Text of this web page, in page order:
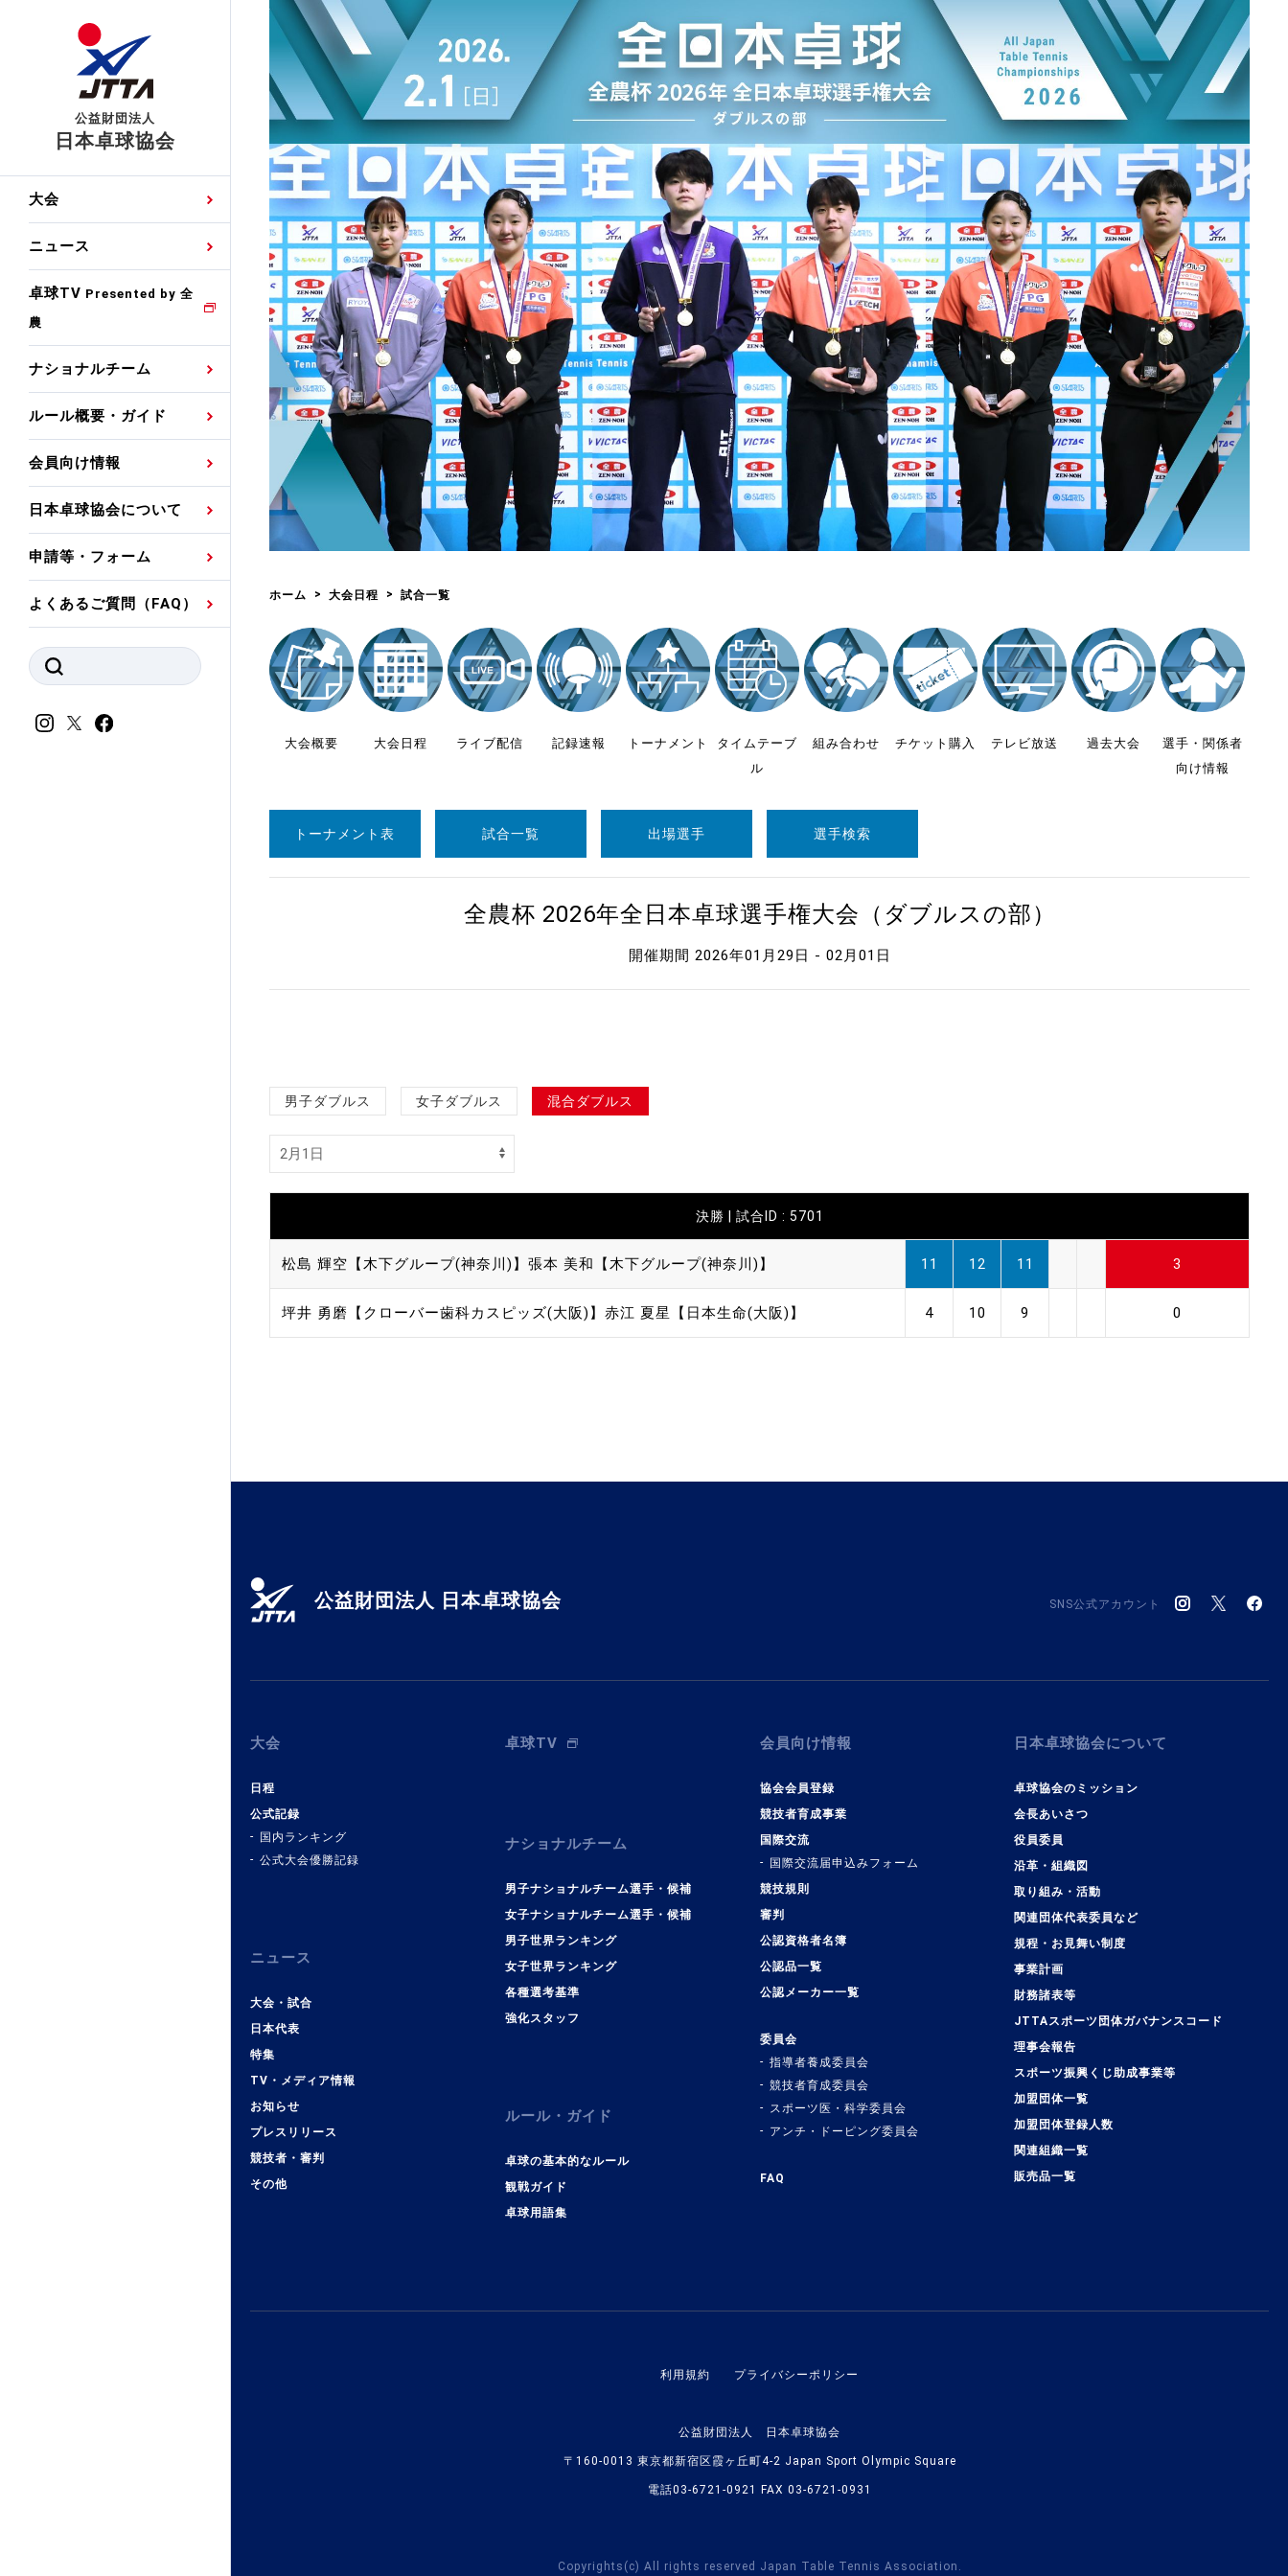
公益財団法人
日本卓球協会
大会 日程
公式記録
国内ランキング
公式大会優勝記録
ニュース
大会・試合
日本代表
特集
TV・メディア情報
お知らせ
プレスリリース
競技者(パスウェイ)・審判
その他
卓球TV Presented by 全
農
ナショナルチーム
男子ナショナルチーム選
手・候補
女子ナショナルチーム選
手・候補
男子世界ランキング
女子世界ランキング
各種選考基準
強化スタッフ
ルール概要・ガイド
卓球の基本的なルール
競技規則
観戦ガイド
卓球用語集
スポーツ栄養カルタ
会員向け情報
協会会員登録
ゼッケンについて
競技者育成事業
審判
指導者
公認資格者名簿
公認品一覧
公認メーカー一覧
競技者育成委員会
スポーツ医・科学委員会
日本卓球協会について
卓球協会のミッション
会長あいさつ
役員委員
沿革・組織図
取り組み・活動
関連団体代表委員など
規程・お見舞い制度
ハンドブックデータ
JTTAスポーツ団体ガバナ
ンスコード
理事会報告
加盟団体一覧
販売品一覧
申請等・フォーム
国際交流届申込みフォーム
国際大会自主参加申請
競技ウエア広告申請
競技ウエアチーム名申請
日本卓球ルールのお問い合
わせ
審判員ネームプレート制作
申込
よくあるご質問（FAQ） ホーム 大会日程 試合一覧
大会概要 大会日程 ライブ配信 記録速報 トーナメント
タイムテーブ
ル
組み合わせ チケット購入 テレビ放送 過去大会
選手・関係者
向け情報
トーナメント表 試合一覧 出場選手 選手検索
全農杯 2026年全日本卓球選手権大会（ダブルスの部）
開催期間 2026年01月29日 - 02月01日
男子ダブルス 女子ダブルス 混合ダブルス
決勝 | 試合ID : 5701
松島 輝空【木下グループ(神奈川)】 張本 美和【木下グループ(神奈川)】 11 12 11 3
坪井 勇磨【クローバー歯科カスピッズ(大阪)】 赤江 夏星【日本生命(大阪)】 4 10 9 0
公益財団法人 日本卓球協会 SNS公式アカウント
大会
日程
公式記録
国内ランキング
公式大会優勝記録
ニュース
大会・試合
日本代表
特集
TV・メディア情報
お知らせ
プレスリリース
競技者・審判
その他
卓球TV
ナショナルチーム
男子ナショナルチーム選手・候補
女子ナショナルチーム選手・候補
男子世界ランキング
女子世界ランキング
各種選考基準
強化スタッフ
ルール・ガイド
卓球の基本的なルール
観戦ガイド
卓球用語集
会員向け情報
協会会員登録
競技者育成事業
国際交流
国際交流届申込みフォーム
競技規則
審判
公認資格者名簿
公認品一覧
公認メーカー一覧
委員会
指導者養成委員会
競技者育成委員会
スポーツ医・科学委員会
アンチ・ドーピング委員会
FAQ
日本卓球協会について
卓球協会のミッション
会長あいさつ
役員委員
沿革・組織図
取り組み・活動
関連団体代表委員など
規程・お見舞い制度
事業計画
財務諸表等
JTTAスポーツ団体ガバナンスコード
理事会報告
スポーツ振興くじ助成事業等
加盟団体一覧
加盟団体登録人数
関連組織一覧
販売品一覧
利用規約 プライバシーポリシー
公益財団法人 日本卓球協会
〒160-0013 東京都新宿区霞ヶ丘町4-2 Japan Sport Olympic Square
電話03-6721-0921 FAX 03-6721-0931
Copyrights(c) All rights reserved Japan Table Tennis Association.